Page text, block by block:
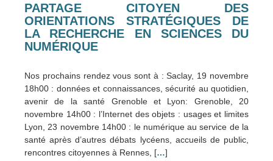
PARTAGE CITOYEN DES
ORIENTATIONS STRATÉGIQUES DE
LA RECHERCHE EN SCIENCES DU
NUMÉRIQUE
Nos prochains rendez vous sont à : Saclay, 19 novembre
18h00 : données et connaissances, sécurité au quotidien,
avenir de la santé Grenoble et Lyon: Grenoble, 20
novembre 14h00 : l’Internet des objets : usages et limites
Lyon, 23 novembre 14h00 : le numérique au service de la
santé après d’autres débats lycéens, accueils de public,
rencontres citoyennes à Rennes, […]